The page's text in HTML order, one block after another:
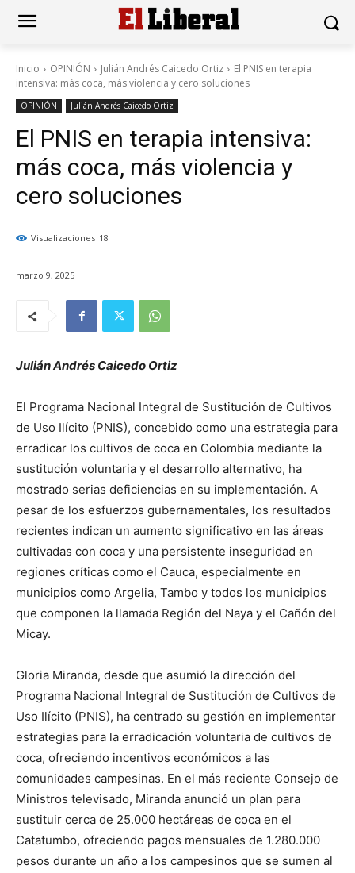
Inicio OPINIÓN Julián Andrés Caicedo Ortiz
El PNIS en terapia
intensiva: más coca, más violencia y cero soluciones
OPINIÓN Julián Andrés Caicedo Ortiz
El PNIS en terapia intensiva:
más coca, más violencia y
cero soluciones
Visualizaciones 18
marzo 9, 2025
Julián Andrés Caicedo Ortiz
El Programa Nacional Integral de Sustitución de Cultivos
de Uso Ilícito (PNIS), concebido como una estrategia para
erradicar los cultivos de coca en Colombia mediante la
sustitución voluntaria y el desarrollo alternativo, ha
mostrado serias deficiencias en su implementación. A
pesar de los esfuerzos gubernamentales, los resultados
recientes indican un aumento significativo en las áreas
cultivadas con coca y una persistente inseguridad en
regiones críticas como el Cauca, especialmente en
municipios como Argelia, Tambo y todos los municipios
que componen la llamada Región del Naya y el Cañón del
Micay.
Gloria Miranda, desde que asumió la dirección del
Programa Nacional Integral de Sustitución de Cultivos de
Uso Ilícito (PNIS), ha centrado su gestión en implementar
estrategias para la erradicación voluntaria de cultivos de
coca, ofreciendo incentivos económicos a las
comunidades campesinas. En el más reciente Consejo de
Ministros televisado, Miranda anunció un plan para
sustituir cerca de 25.000 hectáreas de coca en el
Catatumbo, ofreciendo pagos mensuales de 1.280.000
pesos durante un año a los campesinos que se sumen al